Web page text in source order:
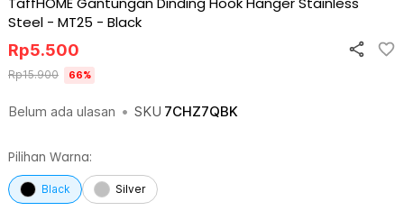
Steel - MT25 - Black
Belum ada ulasan • SKU 7CHZ7QBK
Rp5.500
Rp15.900 66%
Pilihan Warna:
Black Silver